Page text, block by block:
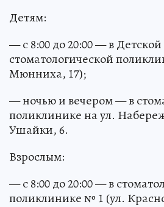
Детям:
— с 8:00 до 20:00 — в Детской
стоматологической
Мюнниха, 17);
— ночью и вечером — в
поликлинике на ул.
Ушайки, 6.
Взрослым:
— с 8:00 до 20:00 — в
поликлинике № 1 (ул.